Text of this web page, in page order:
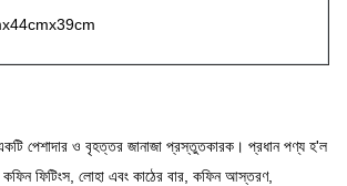
পেশাদার ও বৃহত্তর জানাজা প্রস্তুতকারক। প্রধান পণ্য হ'ল
কফিন ফিটিংস, লোহা এবং কাঠের বার, কফিন আস্তরণ,